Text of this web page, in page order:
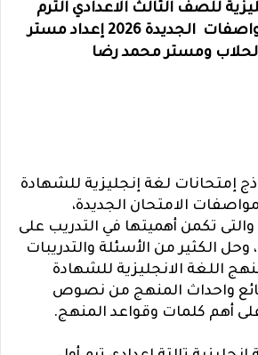
للصف الثالث الاعدادي الترم
الاول مطابق للمواصفات الجديدة 2026 إعداد مستر
ومستر محمد رضا
إمتحانات لغة إنجليزية للشهادة
الامتحان الجديدة،
تكمن أهميتها في التدريب على
الكثير من الأسئلة والتدريبات
اللغة الانجليزية للشهادة
واحداث المنهج من نصوص
أهم كلمات وقواعد المنهج.